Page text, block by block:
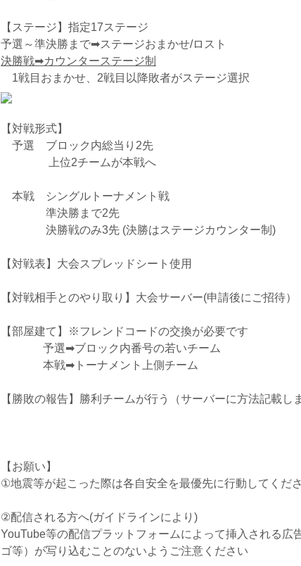
【ステージ】指定17ステージ
予選～準決勝まで➡ステージおまかせ/ロスト
決勝戦➡カウンターステージ制
1戦目おまかせ、2戦目以降敗者がステージ選択
【対戦形式】
予選 ブロック内総当り2先
上位2チームが本戦へ
本戦 シングルトーナメント戦
準決勝まで2先
決勝戦のみ3先 (決勝はステージカウンター制)
【対戦表】大会スプレッドシート使用
【対戦相手とのやり取り】大会サーバー(申請後にご招待）
【部屋建て】※フレンドコードの交換が必要です
予選➡ブロック内番号の若いチーム
本戦➡トーナメント上側チーム
【勝敗の報告】勝利チームが行う（サーバーに方法記載し
【お願い】
①地震等が起こった際は各自安全を最優先に行動してくだ
②配信される方へ(ガイドラインにより)
YouTube等の配信プラットフォームによって挿入される
ゴ等）が写り込むことのないようご注意ください